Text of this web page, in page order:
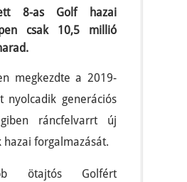
8-as Golf hazai
csak 10,5 millió
megkezdte a 2019-
nyolcadik generációs
ráncfelvarrt új
forgalmazását.
ötajtós Golfért